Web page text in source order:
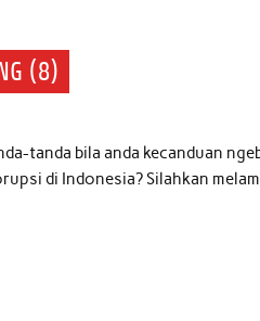
(8)
tanda bila anda kecanduan
di Indonesia? Silahkan